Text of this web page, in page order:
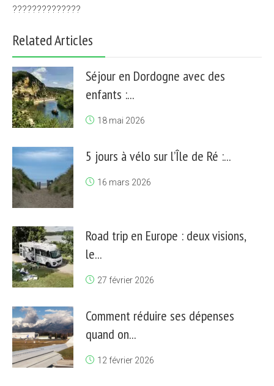
??????????????
Related Articles
Séjour en Dordogne avec des
enfants :...
18 mai 2026
5 jours à vélo sur l’Île de Ré :...
16 mars 2026
Road trip en Europe : deux visions,
le...
27 février 2026
Comment réduire ses dépenses
quand on...
12 février 2026